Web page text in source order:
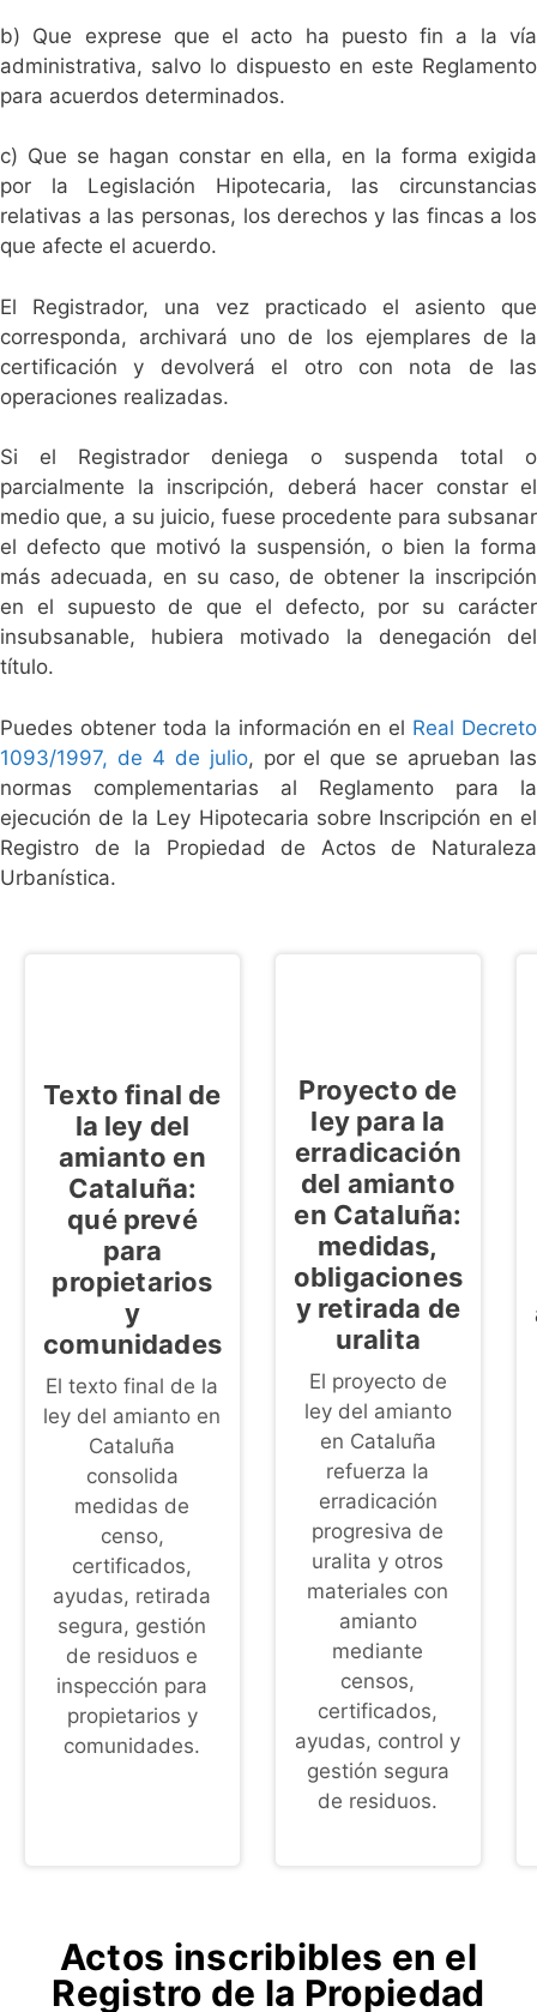
b) Que exprese que el acto ha puesto fin a la vía
administrativa, salvo lo dispuesto en este Reglamento
para acuerdos determinados.
c) Que se hagan constar en ella, en la forma exigida
por la Legislación Hipotecaria, las circunstancias
relativas a las personas, los derechos y las fincas a los
que afecte el acuerdo.
El Registrador, una vez practicado el asiento que
corresponda, archivará uno de los ejemplares de la
certificación y devolverá el otro con nota de las
operaciones realizadas.
Si el Registrador deniega o suspenda total o
parcialmente la inscripción, deberá hacer constar el
medio que, a su juicio, fuese procedente para subsanar
el defecto que motivó la suspensión, o bien la forma
más adecuada, en su caso, de obtener la inscripción
en el supuesto de que el defecto, por su carácter
insubsanable, hubiera motivado la denegación del
título.
Puedes obtener toda la información en el Real Decreto
1093/1997, de 4 de julio, por el que se aprueban las
normas complementarias al Reglamento para la
ejecución de la Ley Hipotecaria sobre Inscripción en el
Registro de la Propiedad de Actos de Naturaleza
Urbanística.
Texto final de
la ley del
amianto en
Cataluña:
qué prevé
para
propietarios
y
comunidades
El texto final de la
ley del amianto en
Cataluña
consolida
medidas de
censo,
certificados,
ayudas, retirada
segura, gestión
de residuos e
inspección para
propietarios y
comunidades.
Proyecto de
ley para la
erradicación
del amianto
en Cataluña:
medidas,
obligaciones
y retirada de
uralita
El proyecto de
ley del amianto
en Cataluña
refuerza la
erradicación
progresiva de
uralita y otros
materiales con
amianto
mediante
censos,
certificados,
ayudas, control y
gestión segura
de residuos.
Actos inscribibles en el
Registro de la Propiedad